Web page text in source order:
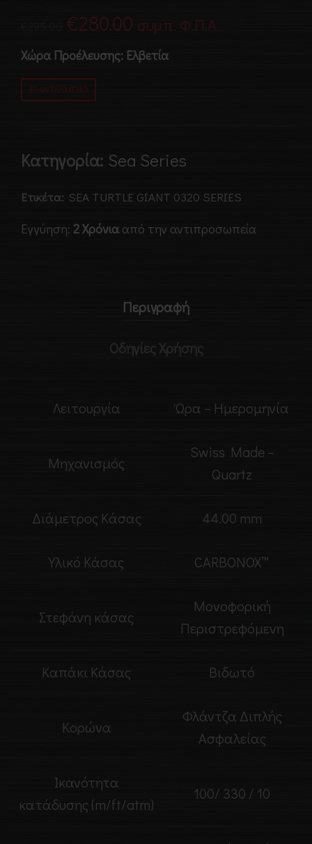
Original
price
was:
€280.00 Η
τρέχουσα
συμπ. Φ.Π.Α
Χώρα Προέλευσης: Ελβετία
ΕΞΑΝΤΛΗΜΈΝΟ
Κατηγορία: Sea Series
Ετικέτα: SEA TURTLE GIANT 0320 SERIES
Εγγύηση: 2 Χρόνια από την αντιπροσωπεία
Περιγραφή
Οδηγίες Χρήσης
Λειτουργία Ώρα – Ημερομηνία
Μηχανισμός
Swiss Made –
Quartz
Διάμετρος Κάσας 44.00 mm
Υλικό Κάσας CARBONOX™
Στεφάνη κάσας
Μονοφορική
Περιστρεφόμενη
Καπάκι Κάσας Βιδωτό
Κορώνα
Φλάντζα Διπλής
Ασφαλείας
Ικανότητα
κατάδυσης (m/ft/atm)
100/ 330 / 10